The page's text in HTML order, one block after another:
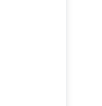
de l'urinoir,
dissouts